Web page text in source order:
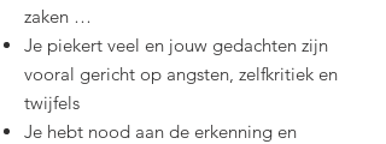
zaken …
Je piekert veel en jouw gedachten zijn
vooral gericht op angsten, zelfkritiek en
twijfels
Je hebt nood aan de erkenning en